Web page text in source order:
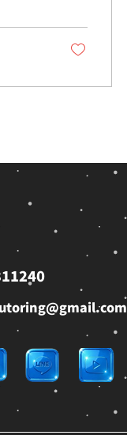
措手
次」通
一、
觀察
部分